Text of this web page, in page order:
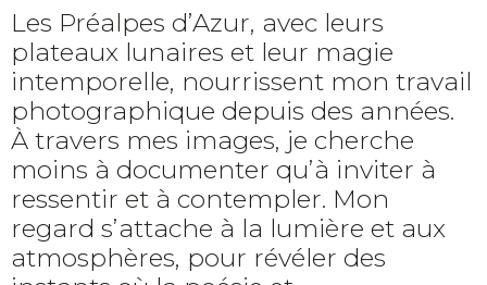
Les Préalpes d’Azur, avec leurs
plateaux lunaires et leur magie
intemporelle, nourrissent mon travail
photographique depuis des années.
À travers mes images, je cherche
moins à documenter qu’à inviter à
ressentir et à contempler. Mon
regard s’attache à la lumière et aux
atmosphères, pour révéler des